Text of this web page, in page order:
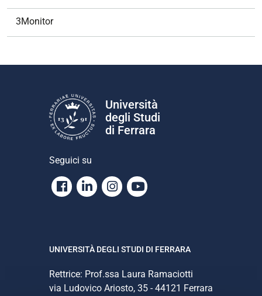
3Monitor
Università
degli Studi
di Ferrara
Seguici su
Facebook
LinkedinInstagram
Youtube
UNIVERSITÀ DEGLI STUDI DI FERRARA
Rettrice: Prof.ssa Laura Ramaciotti
via Ludovico Ariosto, 35 - 44121 Ferrara